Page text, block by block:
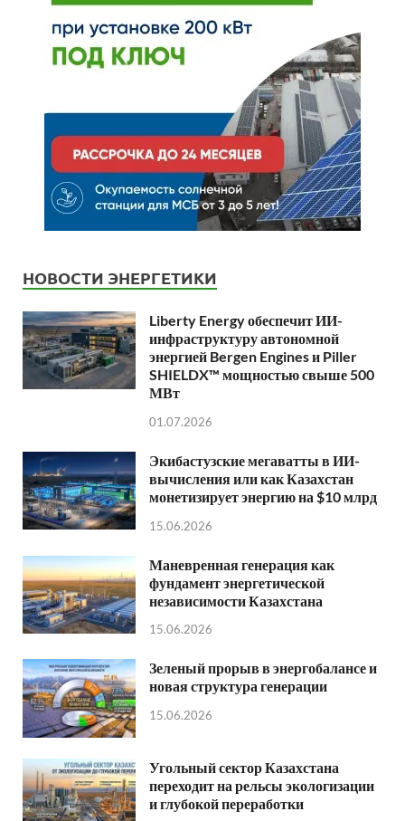
НОВОСТИ ЭНЕРГЕТИКИ
Liberty Energy обеспечит ИИ-
инфраструктуру автономной
энергией Bergen Engines и Piller
SHIELDX™ мощностью свыше 500
МВт
01.07.2026
Экибастузские мегаватты в ИИ-
вычисления или как Казахстан
монетизирует энергию на $10 млрд
15.06.2026
Маневренная генерация как
фундамент энергетической
независимости Казахстана
15.06.2026
Зеленый прорыв в энергобалансе и
новая структура генерации
15.06.2026
Угольный сектор Казахстана
переходит на рельсы экологизации
и глубокой переработки